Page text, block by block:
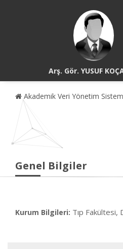
Arş. Gör. YUSUF
Akademik Veri Yönetim
Genel Bilgiler
Kurum Bilgileri: Tıp Fakültesi,